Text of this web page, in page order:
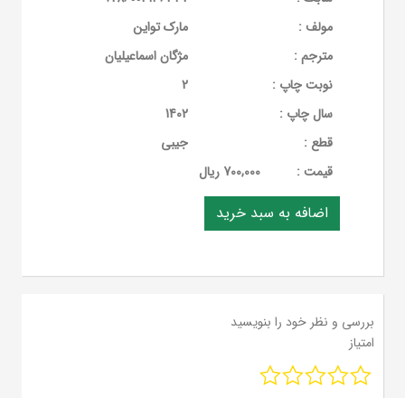
مولف :
مارک تواین
مترجم :
مژگان اسماعیلیان
نوبت چاپ :
2
سال چاپ :
1402
قطع :
جیبی
قيمت :
700,000 ریال
بررسی و نظر خود را بنویسید
امتیاز